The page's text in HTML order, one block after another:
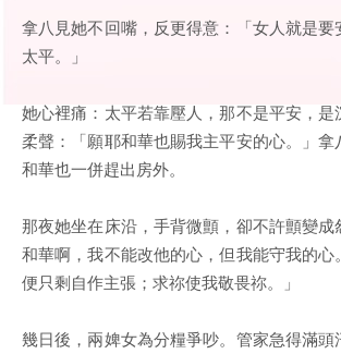
拿八見她不回嘴，反更得意：「女人就是
太平。」
她心裡痛：太平若靠壓人，那不是平安，是
柔聲：「願耶和華也賜我主平安的心。」
和華也一併趕出房外。
那夜她坐在床沿，手背微顫，卻不許顫變
和華啊，我不能改他的心，但我能守我的心
便只剩自作主張；求祢使我敬畏祢。」
幾日後，兩婢女為分糧爭吵。管家急得滿